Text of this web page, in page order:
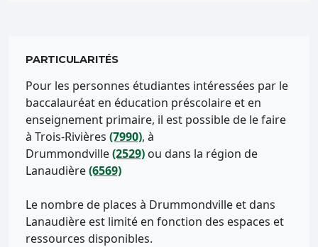
PARTICULARITÉS
Pour les personnes étudiantes intéressées par le
baccalauréat en éducation préscolaire et en
enseignement primaire, il est possible de le faire
à Trois-Rivières (7990), à
Drummondville(2529) ou dans la région de
Lanaudière(6569)
Le nombre de places à Drummondville et dans
Lanaudière est limité en fonction des espaces et
ressources disponibles.